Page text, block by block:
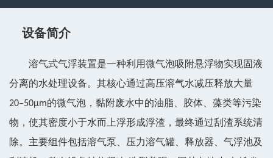
设备简介
溶气式气浮装置是一种利用微气泡吸附悬浮物实现固液
分离的水处理设备。其核心通过高压溶气水减压释放大量
20–50μm的微气泡，黏附废水中的油脂、胶体、藻类等污染
物，使其密度小于水而上浮形成浮渣，最终通过刮渣系统清
除。主要组件包括溶气泵、压力溶气罐、释放器、气浮池及